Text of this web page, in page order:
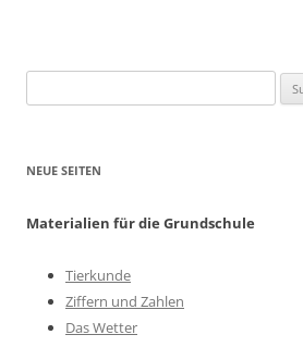
nach:
NEUE SEITEN
Materialien für die Grundschule
Tierkunde
Ziffern und Zahlen
Das Wetter